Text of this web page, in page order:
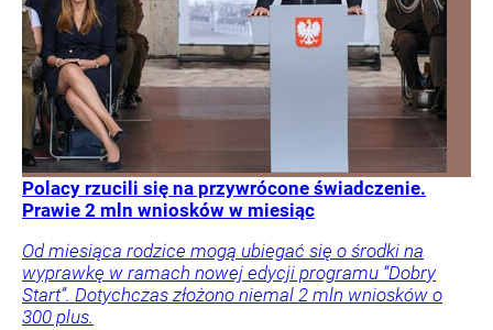
Polacy rzucili się na przywrócone świadczenie.
Prawie 2 mln wniosków w miesiąc
Od miesiąca rodzice mogą ubiegać się o środki na
wyprawkę w ramach nowej edycji programu “Dobry
Start”. Dotychczas złożono niemal 2 mln wniosków o
300 plus.